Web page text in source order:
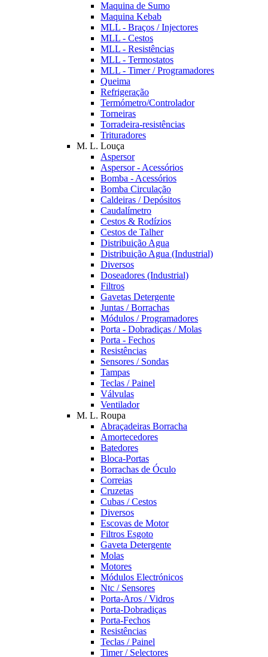
Maquina de Sumo
Maquina Kebab
MLL - Braços / Injectores
MLL - Cestos
MLL - Resistências
MLL - Termostatos
MLL - Timer / Programadores
Queima
Refrigeração
Termómetro/Controlador
Torneiras
Torradeira-resistências
Trituradores
M. L. Louça
Aspersor
Aspersor - Acessórios
Bomba - Acessórios
Bomba Circulação
Caldeiras / Depósitos
Caudalímetro
Cestos & Rodízios
Cestos de Talher
Distribuição Agua
Distribuição Agua (Industrial)
Diversos
Doseadores (Industrial)
Filtros
Gavetas Detergente
Juntas / Borrachas
Módulos / Programadores
Porta - Dobradiças / Molas
Porta - Fechos
Resistências
Sensores / Sondas
Tampas
Teclas / Painel
Válvulas
Ventilador
M. L. Roupa
Abraçadeiras Borracha
Amortecedores
Batedores
Bloca-Portas
Borrachas de Óculo
Correias
Cruzetas
Cubas / Cestos
Diversos
Escovas de Motor
Filtros Esgoto
Gaveta Detergente
Molas
Motores
Módulos Electrónicos
Ntc / Sensores
Porta-Aros / Vidros
Porta-Dobradiças
Porta-Fechos
Resistências
Teclas / Painel
Timer / Selectores